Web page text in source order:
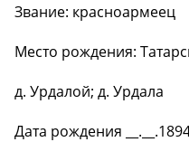
Звание: красноармеец
Место рождения:
д. Урдалой; д. Урдала
Дата рождения